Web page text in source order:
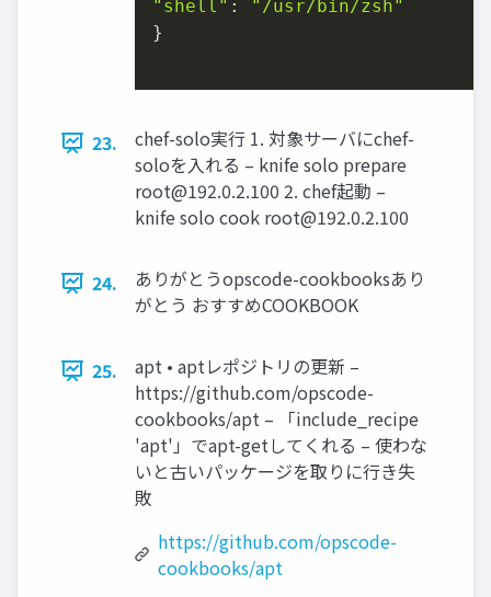
"shell" :
"/usr/bin/zsh"
}
23.
chef-solo実行 1. 対象サーバにchef-
soloを入れる – knife solo prepare
root@192.0.2.100 2. chef起動 –
knife solo cook root@192.0.2.100
24.
ありがとうopscode-cookbooksあり
がとう おすすめCOOKBOOK
25.
apt • aptレポジトリの更新 –
https://github.com/opscode-
cookbooks/apt – 「include_recipe
'apt'」でapt-getしてくれる – 使わな
いと古いパッケージを取りに行き失
敗
https://github.com/opscode-
cookbooks/apt